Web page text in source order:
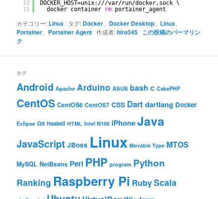
10
11
DOCKER_HOST=unix: ///var/run/docker.sock \
docker container
rm portainer_agent
カテゴリー: Linux タグ: Docker、 Docker Desktop、 Linux、
Portainer、 Portainer Agent 作成者:hiro345 この投稿のパーマリン
ク
タグ
Android Apache Arduino ASUS bash C CakePHP
CentOS CentOS6 CentOS7 CSS Dart dartlang Docker
Eclipse Git Haskell HTML Intel N100 iPhoneJava
JavaScript JBoss Linux Movable Type MTOS
MySQL NetBeans Perl PHP program Python
Ranking Raspberry Pi RubyScala